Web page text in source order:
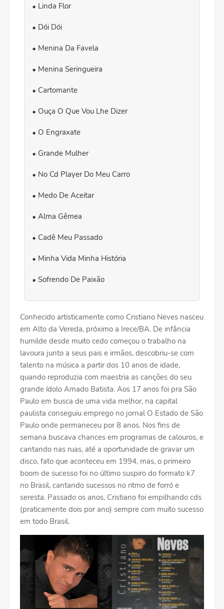
Linda Flor
Dói Dói
Menina Da Favela
Menina Seringueira
Cartomante
Ouça O Que Vou Lhe Dizer
O Engraxate
Grande Mulher
No Cd Player Do Meu Carro
Medo De Aceitar
Alma Gêmea
Cadê Meu Passado
Minha Vida Minha História
Sofrendo De Paixão
Conhecido artisticamente como Cristiano Neves nasceu
em Alto da Vereda, próximo a Irece/BA. De infância
humilde desde muito cedo começou o trabalho na
lavoura junto a seus pais e irmãos, descobriu-se com
talento na música a partir dos 10 anos de idade,
quando reproduzia com maestria as canções do seu
grande ídolo Amado Batista. Aos 17 anos foi pra São
Paulo em busca de uma vida melhor, na capital
paulista conseguiu emprego no jornal O Estado de São
Paulo onde permaneceu por 8 anos. Nos fins de
semana buscava chances em programas de calouros, e
cantando nas ruas, até a oportunidade de gravar um
disco, fato que aconteceu em 1994, mas, o primeiro
boom de sucesso foi no último suspiro do formato k7
no Brasil, cantando sucessos no ritmo de forró e
seresta. Passado os anos, Cristiano foi empilhando cds
(praticamente dois por ano) sempre com muito sucesso
em todo Brasil.